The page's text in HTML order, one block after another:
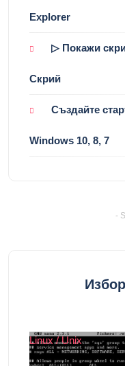
Explorer
▷ Покажи
Скрий
Създайте
Windows 10, 8, 7
-
Linux / Unix